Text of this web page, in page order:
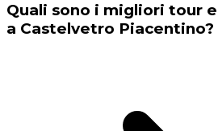
Quali sono i migliori tour
a Castelvetro Piacentino?